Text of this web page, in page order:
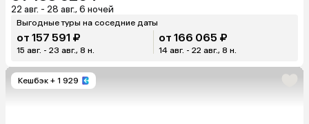
22 авг. - 28 авг., 6 ночей
Выгодные туры на соседние даты
от 157 591 ₽
15 авг. - 23 авг., 8 н.
от 166 065 ₽
14 авг. - 22 авг., 8 н.
Кешбэк + 1 929